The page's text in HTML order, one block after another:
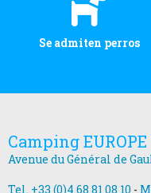
Se admiten perros
Camping
Avenue du Général de
Tel. +33 (0)4 68 81 08 10 -